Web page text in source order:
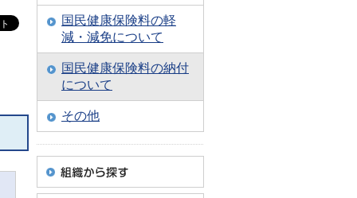
国民健康保険料の軽
減・減免について
国民健康保険料の納付
について
その他